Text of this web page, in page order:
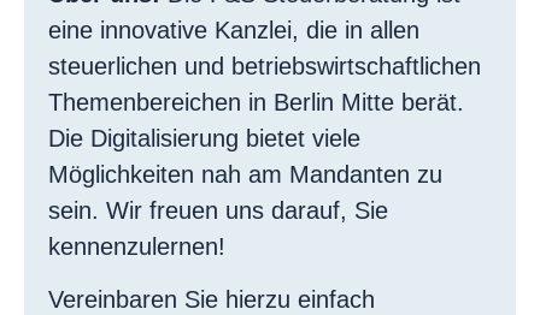
eine innovative Kanzlei, die in allen
steuerlichen und betriebswirtschaftlichen
Themenbereichen in Berlin Mitte berät.
Die Digitalisierung bietet viele
Möglichkeiten nah am Mandanten zu
sein. Wir freuen uns darauf, Sie
kennenzulernen!
Vereinbaren Sie hierzu einfach